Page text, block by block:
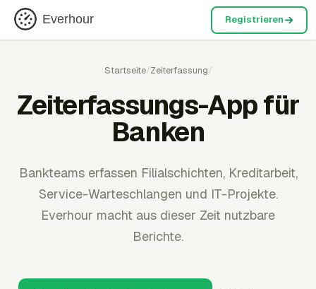
Everhour Registrieren
Startseite/Zeiterfassung/
Zeiterfassungs-App für
Banken
Bankteams erfassen Filialschichten, Kreditarbeit,
Service-Warteschlangen und IT-Projekte.
Everhour macht aus dieser Zeit nutzbare
Berichte.